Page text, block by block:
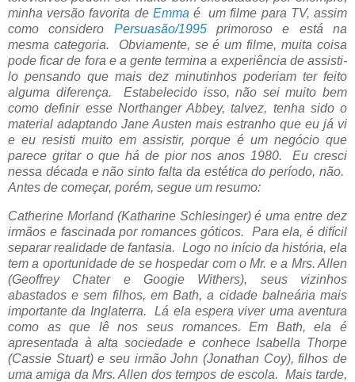
minha versão favorita de Emma é um filme para TV, assim
como considero Persuasão/1995primoroso e está na
mesma categoria. Obviamente, se é um filme, muita coisa
pode ficar de fora e a gente termina a experiência de assisti-
lo pensando que mais dez minutinhos poderiam ter feito
alguma diferença. Estabelecido isso, não sei muito bem
como definir esse Northanger Abbey, talvez, tenha sido o
material adaptando Jane Austen mais estranho que eu já vi
e eu resisti muito em assistir, porque é um negócio que
parece gritar o que há de pior nos anos 1980. Eu cresci
nessa década e não sinto falta da estética do período, não.
Antes de começar, porém, segue um resumo:
Catherine Morland (Katharine Schlesinger) é uma entre dez
irmãos e fascinada por romances góticos. Para ela, é difícil
separar realidade de fantasia. Logo no início da história, ela
tem a oportunidade de se hospedar com o Mr. e a Mrs. Allen
(Geoffrey Chater e Googie Withers), seus vizinhos
abastados e sem filhos, em Bath, a cidade balneária mais
importante da Inglaterra. Lá ela espera viver uma aventura
como as que lê nos seus romances. Em Bath, ela é
apresentada à alta sociedade e conhece Isabella Thorpe
(Cassie Stuart) e seu irmão John (Jonathan Coy), filhos de
uma amiga da Mrs. Allen dos tempos de escola. Mais tarde,